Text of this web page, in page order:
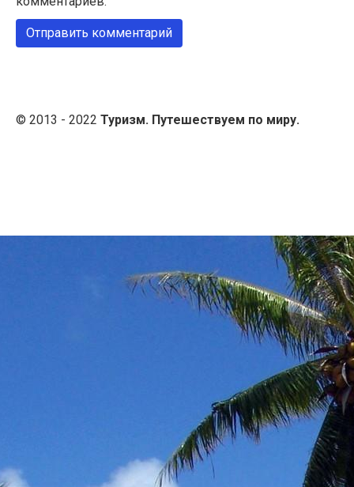
© 2013 - 2022 Туризм. Путешествуем по миру.